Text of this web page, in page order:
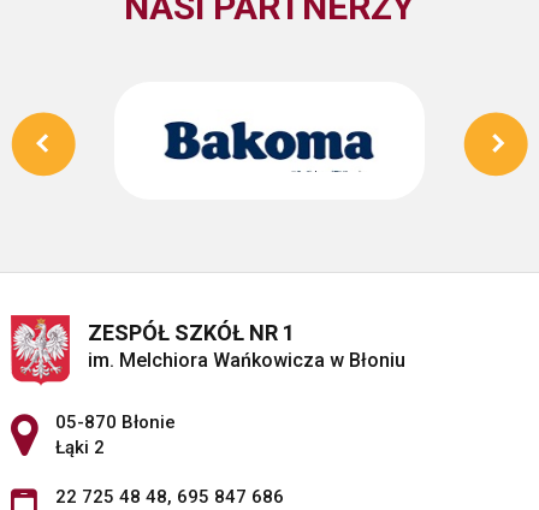
ZESPÓŁ SZKÓŁ NR 1
im. Melchiora Wańkowicza w Błoniu
Adres pocztowy:
05-870 Błonie
Łąki 2
22 725 48 48, 695 847 686